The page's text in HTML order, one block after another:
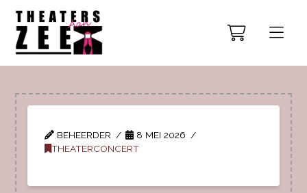
BEHEERDER
8 MEI 2026
THEATERCONCERT